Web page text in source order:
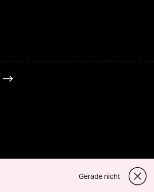
Gerade nicht